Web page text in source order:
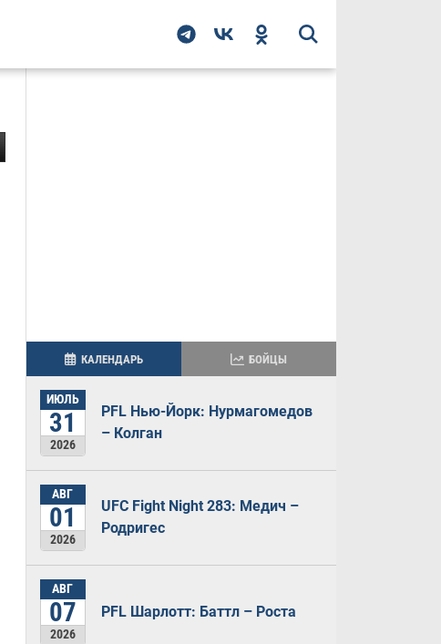
КАЛЕНДАРЬ БОЙЦЫ
ИЮЛЬ
31
2026
PFL Нью-Йорк: Нурмагомедов
– Колган
АВГ
01
2026
UFC Fight Night 283: Медич –
Родригес
АВГ
07
2026
PFL Шарлотт: Баттл – Роста